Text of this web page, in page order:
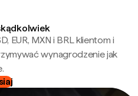
EUR, MXN i BRL klientom i
wynagrodzenie jak